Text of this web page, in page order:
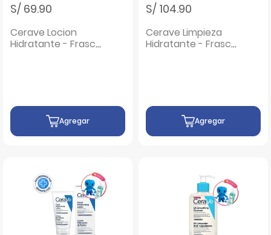
S/ 69.90
Cerave Locion
Hidratante - Frasco
Agregar
S/ 104.90
Cerave Limpieza
Hidratante - Frasco
Agregar